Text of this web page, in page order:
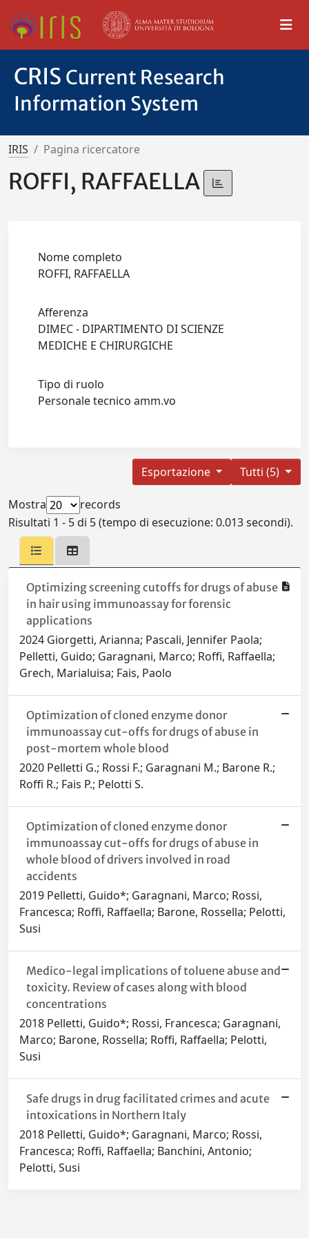
CRIS Current Research
Information System
IRIS Pagina ricercatore
ROFFI, RAFFAELLA
Nome completo
ROFFI, RAFFAELLA
Afferenza
DIMEC - DIPARTIMENTO DI SCIENZE
MEDICHE E CHIRURGICHE
Tipo di ruolo
Personale tecnico amm.vo
Tutti (5)
Esportazione
Mostra
records
Risultati 1 - 5 di 5 (tempo di esecuzione: 0.013 secondi).
Optimizing screening cutoffs for drugs of abuse
in hair using immunoassay for forensic
applications
2024 Giorgetti, Arianna; Pascali, Jennifer Paola;
Pelletti, Guido; Garagnani, Marco; Roffi, Raffaella;
Grech, Marialuisa; Fais, Paolo
Optimization of cloned enzyme donor
immunoassay cut-offs for drugs of abuse in
post-mortem whole blood
2020 Pelletti G.; Rossi F.; Garagnani M.; Barone R.;
Roffi R.; Fais P.; Pelotti S.
Optimization of cloned enzyme donor
immunoassay cut-offs for drugs of abuse in
whole blood of drivers involved in road
accidents
2019 Pelletti, Guido*; Garagnani, Marco; Rossi,
Francesca; Roffi, Raffaella; Barone, Rossella; Pelotti,
Susi
Medico-legal implications of toluene abuse and
toxicity. Review of cases along with blood
concentrations
2018 Pelletti, Guido*; Rossi, Francesca; Garagnani,
Marco; Barone, Rossella; Roffi, Raffaella; Pelotti,
Susi
Safe drugs in drug facilitated crimes and acute
intoxications in Northern Italy
2018 Pelletti, Guido*; Garagnani, Marco; Rossi,
Francesca; Roffi, Raffaella; Banchini, Antonio;
Pelotti, Susi